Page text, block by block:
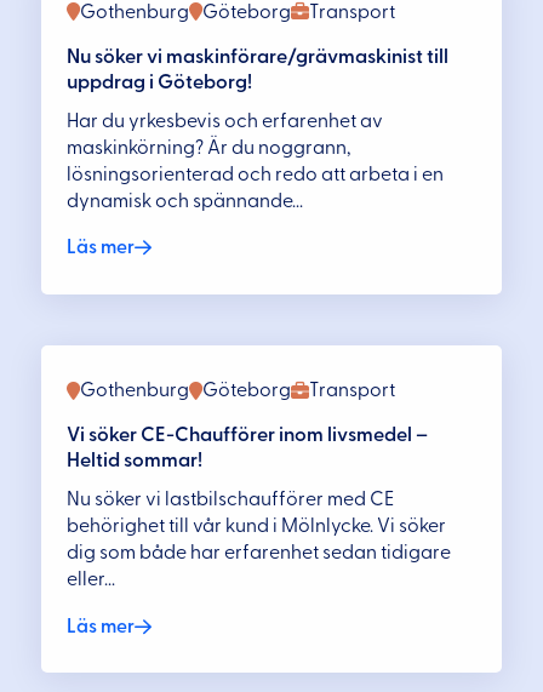
Transport
Gothenburg Göteborg
Nu söker vi maskinförare/grävmaskinist till
uppdrag i Göteborg!
Har du yrkesbevis och erfarenhet av
maskinkörning? Är du noggrann,
lösningsorienterad och redo att arbeta i en
dynamisk och spännande...
Läs mer
Transport
Gothenburg Göteborg
Vi söker CE-Chaufförer inom livsmedel –
Heltid sommar!
Nu söker vi lastbilschaufförer med CE
behörighet till vår kund i Mölnlycke. Vi söker
dig som både har erfarenhet sedan tidigare
eller...
Läs mer